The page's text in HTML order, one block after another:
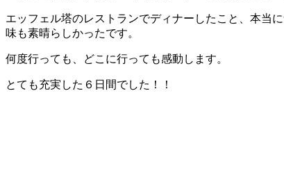
エッフェル塔のレストランでディナーしたこと、本当
味も素晴らしかったです。
何度行っても、どこに行っても感動します。
とても充実した６日間でした！！